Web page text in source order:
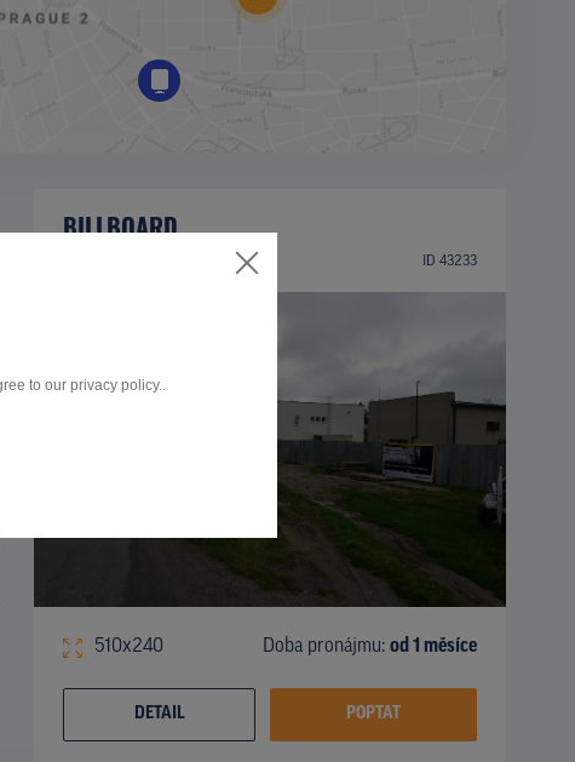
to our privacy policy..
BILLBOARD
Partizánska ulica, Poprad ID 43233
510x240 Doba pronájmu: od 1 měsíce
DETAIL POPTAT